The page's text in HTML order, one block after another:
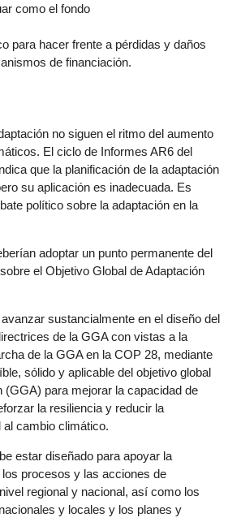
como el fondo
para hacer frente a pérdidas y daños
de financiación.
no siguen el ritmo del aumento
El ciclo de Informes AR6 del
que la planificación de la adaptación
su aplicación es inadecuada. Es
político sobre la adaptación en la
adoptar un punto permanente del
el Objetivo Global de Adaptación
sustancialmente en el diseño del
de la GGA con vistas a la
de la GGA en la COP 28, mediante
sólido y aplicable del objetivo global
(GGA) para mejorar la capacidad de
la resiliencia y reducir la
al cambio climático.
estar diseñado para apoyar la
procesos y las acciones de
regional y nacional, así como los
y locales y los planes y